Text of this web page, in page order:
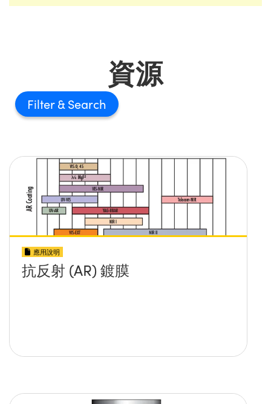
資源
Filter
應用說明
抗反射 (AR) 鍍膜